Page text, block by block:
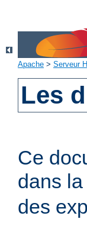
Apache > Serveur
Les
Ce
dans
des